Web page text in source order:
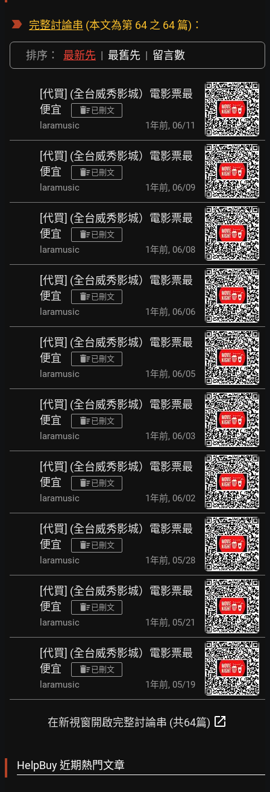
完整討論串 (本文為第 64 之 64 篇)：
排序： 最新先 | 最舊先 | 留言數
[代買] (全台威秀影城）電影票最
便宜
已刪文
laramusic 1年前, 06/11
[代買] (全台威秀影城）電影票最
便宜
已刪文
laramusic 1年前, 06/09
[代買] (全台威秀影城）電影票最
便宜
已刪文
laramusic 1年前, 06/08
[代買] (全台威秀影城）電影票最
便宜
已刪文
laramusic 1年前, 06/06
[代買] (全台威秀影城）電影票最
便宜
已刪文
laramusic 1年前, 06/05
[代買] (全台威秀影城）電影票最
便宜
已刪文
laramusic 1年前, 06/03
[代買] (全台威秀影城）電影票最
便宜
已刪文
laramusic 1年前, 06/02
[代買] (全台威秀影城）電影票最
便宜
已刪文
laramusic 1年前, 05/28
[代買] (全台威秀影城）電影票最
便宜
已刪文
laramusic 1年前, 05/21
[代買] (全台威秀影城）電影票最
便宜
已刪文
laramusic 1年前, 05/19
在新視窗開啟完整討論串 (共64篇) open_in_new
HelpBuy 近期熱門文章